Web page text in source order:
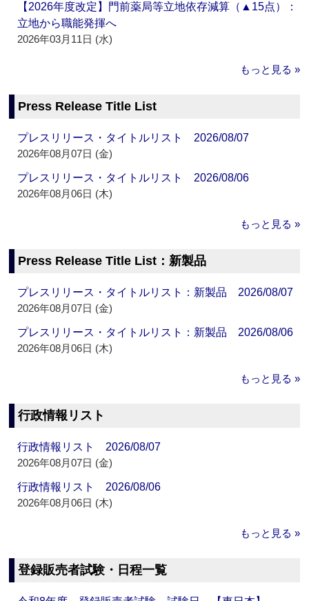
【2026年度改定】門前薬局等立地依存減算（▲15点）：
立地から職能発揮へ
2026年03月11日 (水)
もっと見る »
Press Release Title List
プレスリリース・タイトルリスト 2026/08/07
2026年08月07日 (金)
プレスリリース・タイトルリスト 2026/08/06
2026年08月06日 (木)
もっと見る »
Press Release Title List：新製品
プレスリリース・タイトルリスト：新製品 2026/08/07
2026年08月07日 (金)
プレスリリース・タイトルリスト：新製品 2026/08/06
2026年08月06日 (木)
もっと見る »
行政情報リスト
行政情報リスト 2026/08/07
2026年08月07日 (金)
行政情報リスト 2026/08/06
2026年08月06日 (木)
もっと見る »
登録販売者試験・日程一覧